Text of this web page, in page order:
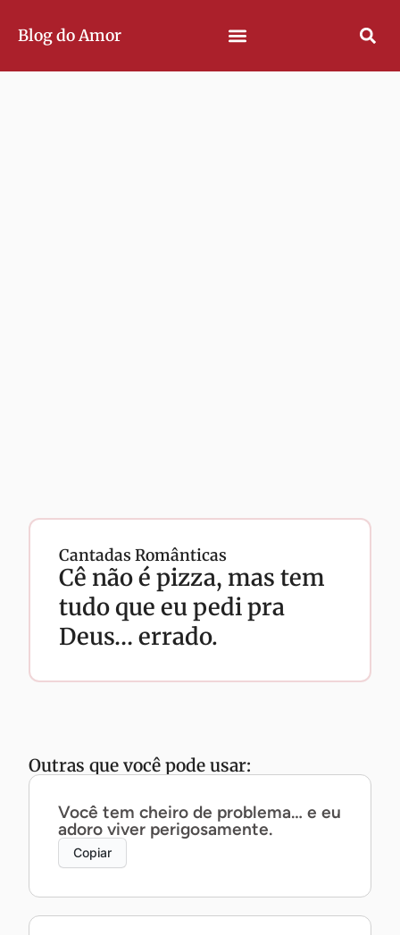
Blog do Amor
Cantadas Românticas
Cê não é pizza, mas tem
tudo que eu pedi pra
Deus… errado.
Outras que você pode usar:
Você tem cheiro de problema… e eu
adoro viver perigosamente.
Copiar